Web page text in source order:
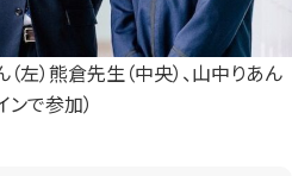
左）熊倉先生（中央）、山中りあん
で参加）